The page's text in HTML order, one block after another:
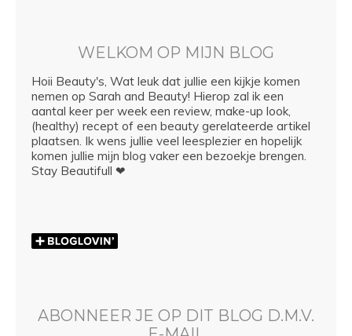
WELKOM OP MIJN BLOG
Hoii Beauty's, Wat leuk dat jullie een kijkje komen
nemen op Sarah and Beauty! Hierop zal ik een
aantal keer per week een review, make-up look,
(healthy) recept of een beauty gerelateerde artikel
plaatsen. Ik wens jullie veel leesplezier en hopelijk
komen jullie mijn blog vaker een bezoekje brengen.
Stay Beautifull ❤
ABONNEER JE OP DIT BLOG D.M.V.